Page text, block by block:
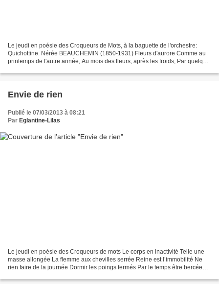
Le jeudi en poésie des Croqueurs de Mots, à la baguette de l'orchestre:
Quichottine. Nérée BEAUCHEMIN (1850-1931) Fleurs d'aurore Comme au
printemps de l'autre année, Au mois des fleurs, après les froids, Par quelque
Envie de rien
Publié le 07/03/2013 à 08:21
Par Eglantine-Lilas
Le jeudi en poésie des Croqueurs de mots Le corps en inactivité Telle une
masse allongée La flemme aux chevilles serrée Reine est l’immobilité Ne
rien faire de la journée Dormir les poings fermés Par le temps être bercée